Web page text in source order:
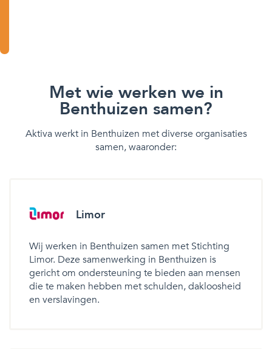
Met wie werken we in
Benthuizen samen?
Aktiva werkt in Benthuizen met diverse organisaties
samen, waaronder:
Limor
Wij werken in Benthuizen samen met Stichting
Limor. Deze samenwerking in Benthuizen is
gericht om ondersteuning te bieden aan mensen
die te maken hebben met schulden, dakloosheid
en verslavingen.